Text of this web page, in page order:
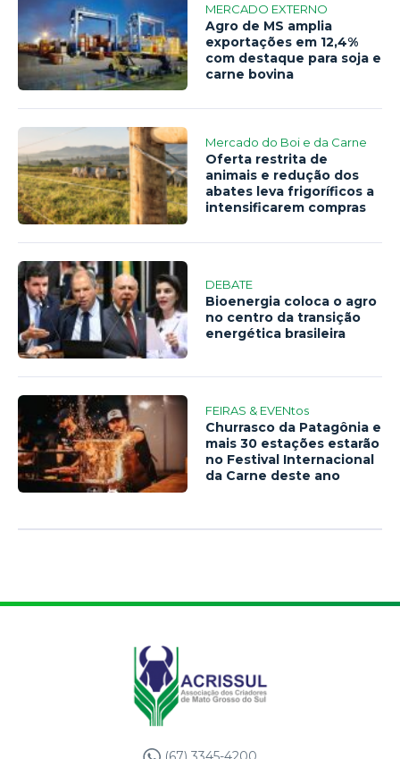
MERCADO EXTERNO
Agro de MS amplia
exportações em 12,4%
com destaque para soja e
carne bovina
Mercado do Boi e da Carne
Oferta restrita de
animais e redução dos
abates leva frigoríficos a
intensificarem compras
DEBATE
Bioenergia coloca o agro
no centro da transição
energética brasileira
FEIRAS & EVENtos
Churrasco da Patagônia e
mais 30 estações estarão
no Festival Internacional
da Carne deste ano